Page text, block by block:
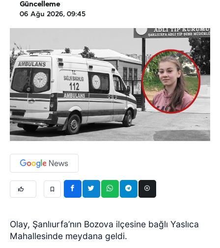
Güncelleme
06 Ağu 2026, 09:45
Olay, Şanlıurfa’nın Bozova ilçesine bağlı Yaslıca
Mahallesinde meydana geldi.